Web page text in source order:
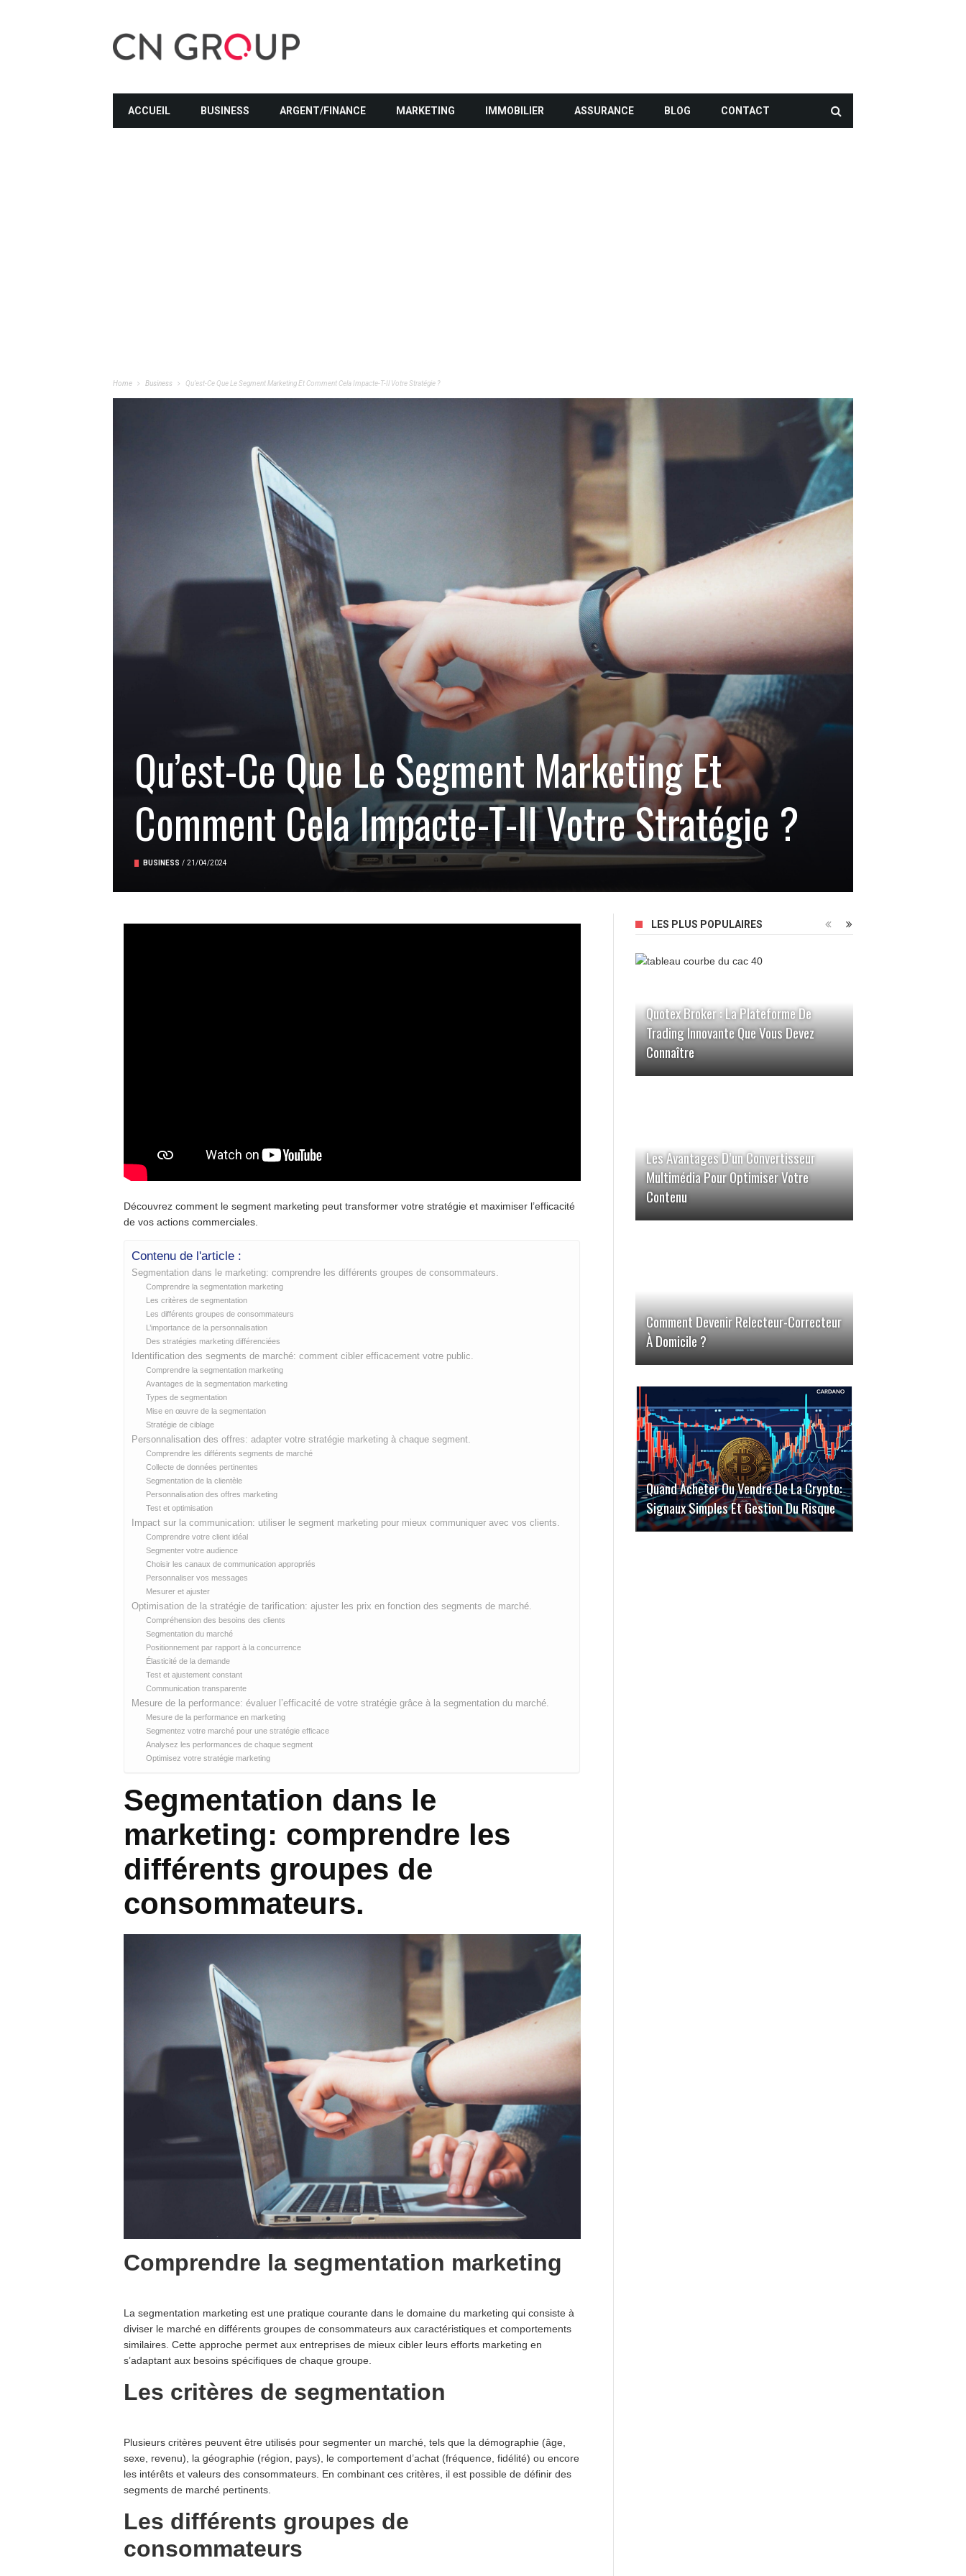
ACCUEIL BUSINESS ARGENT/FINANCE MARKETING IMMOBILIER ASSURANCE BLOG CONTACT
Home Business Qu’est-Ce Que Le Segment Marketing Et Comment Cela Impacte-T-Il Votre Stratégie ?
Qu’est-Ce Que Le Segment Marketing Et
Comment Cela Impacte-T-Il Votre Stratégie ?
BUSINESS / 21/04/2024
Découvrez comment le segment marketing peut transformer votre stratégie et maximiser l’efficacité
de vos actions commerciales.
Contenu de l'article :
Segmentation dans le marketing: comprendre les différents groupes de consommateurs.
Comprendre la segmentation marketing
Les critères de segmentation
Les différents groupes de consommateurs
L’importance de la personnalisation
Des stratégies marketing différenciées
Identification des segments de marché: comment cibler efficacement votre public.
Comprendre la segmentation marketing
Avantages de la segmentation marketing
Types de segmentation
Mise en œuvre de la segmentation
Stratégie de ciblage
Personnalisation des offres: adapter votre stratégie marketing à chaque segment.
Comprendre les différents segments de marché
Collecte de données pertinentes
Segmentation de la clientèle
Personnalisation des offres marketing
Test et optimisation
Impact sur la communication: utiliser le segment marketing pour mieux communiquer avec vos clients.
Comprendre votre client idéal
Segmenter votre audience
Choisir les canaux de communication appropriés
Personnaliser vos messages
Mesurer et ajuster
Optimisation de la stratégie de tarification: ajuster les prix en fonction des segments de marché.
Compréhension des besoins des clients
Segmentation du marché
Positionnement par rapport à la concurrence
Élasticité de la demande
Test et ajustement constant
Communication transparente
Mesure de la performance: évaluer l’efficacité de votre stratégie grâce à la segmentation du marché.
Mesure de la performance en marketing
Segmentez votre marché pour une stratégie efficace
Analysez les performances de chaque segment
Optimisez votre stratégie marketing
Segmentation dans le
marketing: comprendre les
différents groupes de
consommateurs.
Comprendre la segmentation marketing
La segmentation marketing est une pratique courante dans le domaine du marketing qui consiste à
diviser le marché en différents groupes de consommateurs aux caractéristiques et comportements
similaires. Cette approche permet aux entreprises de mieux cibler leurs efforts marketing en
s’adaptant aux besoins spécifiques de chaque groupe.
Les critères de segmentation
Plusieurs critères peuvent être utilisés pour segmenter un marché, tels que la démographie (âge,
sexe, revenu), la géographie (région, pays), le comportement d’achat (fréquence, fidélité) ou encore
les intérêts et valeurs des consommateurs. En combinant ces critères, il est possible de définir des
segments de marché pertinents.
Les différents groupes de
consommateurs
LES PLUS POPULAIRES
Quotex Broker : La Plateforme De
Trading Innovante Que Vous Devez
Connaître
Les Avantages D’un Convertisseur
Multimédia Pour Optimiser Votre
Contenu
Comment Devenir Relecteur-Correcteur
À Domicile ?
Quand Acheter Ou Vendre De La Crypto:
Signaux Simples Et Gestion Du Risque